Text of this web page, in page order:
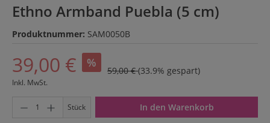
Ethno Armband Puebla (5 cm)
Produktnummer: SAM0050B
39,00 € %
59,00 €(33.9% gespart)
Inkl. MwSt.
Produkt Anzahl: Gib den gewünschten Wert ein oder
Stück In den Warenkorb